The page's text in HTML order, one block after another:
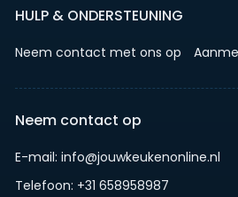
HULP & ONDERSTEUNING
Neem contact met ons op
Neem contact op
E-mail: info@jouwkeukenonline.nl
Telefoon: +31 658958987